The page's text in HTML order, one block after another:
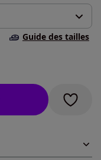
Guide des tailles